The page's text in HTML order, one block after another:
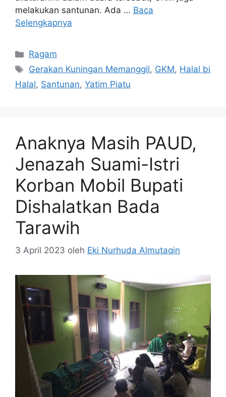
melakukan santunan. Ada … Baca
Selengkapnya
Kategori
Ragam
Tag
Gerakan Kuningan Memanggil, GKM, Halal bi
Halal, Santunan, Yatim Piatu
Anaknya Masih PAUD,
Jenazah Suami-Istri
Korban Mobil Bupati
Dishalatkan Bada
Tarawih
3 April 2023 oleh Eki Nurhuda Almutaqin